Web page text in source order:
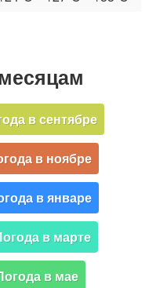
в сентябре
в ноябре
в январе
в марте
в мае